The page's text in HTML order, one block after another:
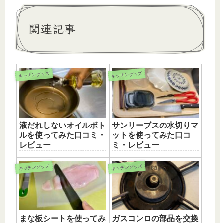
関連記事
キッチングッズ
液だれしないオイルボト
ルを使ってみた口コミ・
レビュー
キッチングッズ
サンリーブスの水切りマ
ットを使ってみた口コ
ミ・レビュー
キッチングッズ
まな板シートを使ってみ
キッチングッズ
ガスコンロの部品を交換